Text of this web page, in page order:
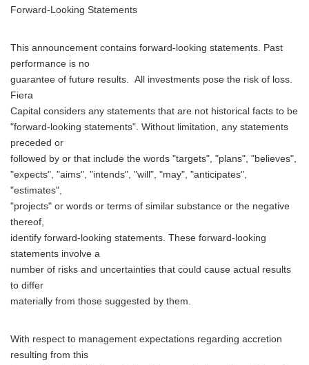
Forward-Looking Statements
This announcement contains forward-looking statements. Past
performance is no
guarantee of future results. All investments pose the risk of loss.
Fiera
Capital considers any statements that are not historical facts to be
"forward-looking statements". Without limitation, any statements
preceded or
followed by or that include the words "targets", "plans", "believes",
"expects", "aims", "intends", "will", "may", "anticipates",
"estimates",
"projects" or words or terms of similar substance or the negative
thereof,
identify forward-looking statements. These forward-looking
statements involve a
number of risks and uncertainties that could cause actual results
to differ
materially from those suggested by them.
With respect to management expectations regarding accretion
resulting from this
English